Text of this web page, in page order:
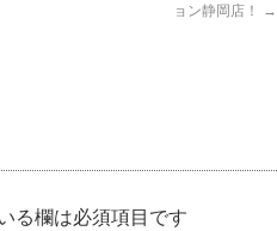
ョン静岡店！
→
る欄は必須項目です